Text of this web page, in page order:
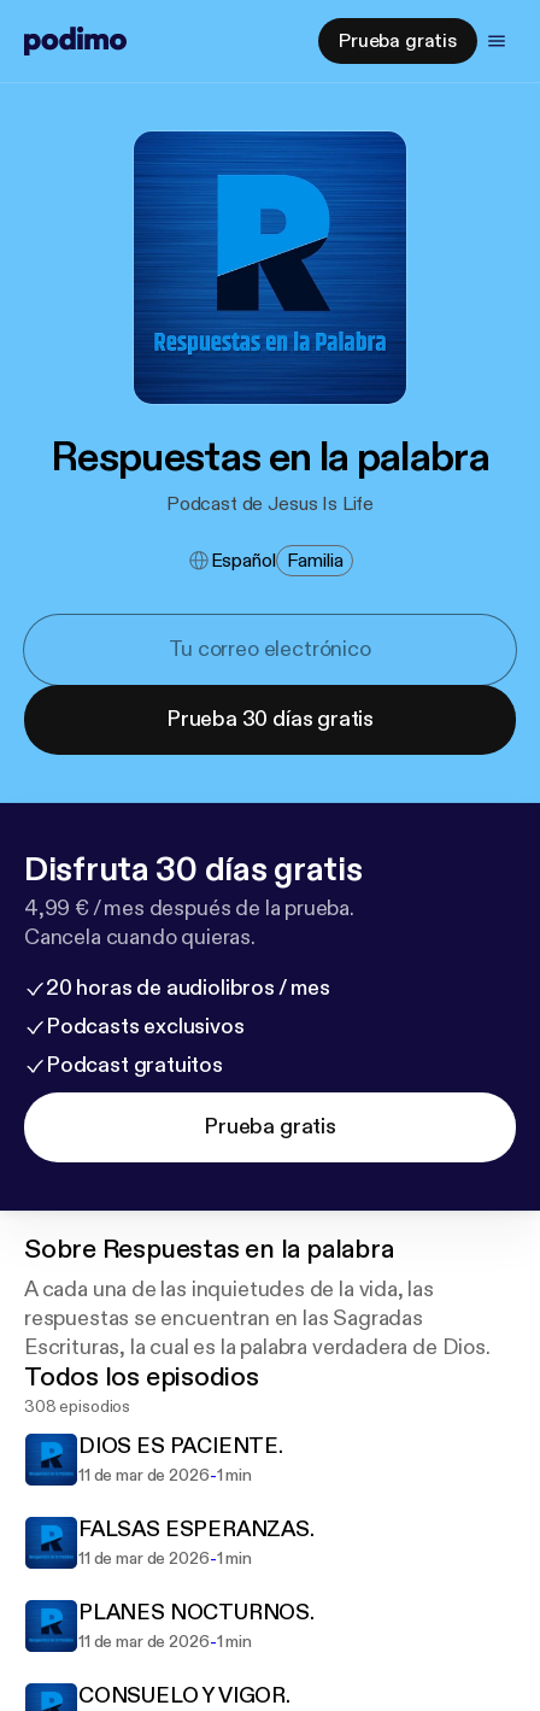
Prueba gratis
Respuestas en la palabra
Podcast de Jesus Is Life
Español Familia
Prueba 30 días gratis
Disfruta 30 días gratis
4,99 € / mes después de la prueba.
Cancela cuando quieras.
20 horas de audiolibros / mes
Podcasts exclusivos
Podcast gratuitos
Prueba gratis
Sobre Respuestas en la palabra
A cada una de las inquietudes de la vida, las
respuestas se encuentran en las Sagradas
Escrituras, la cual es la palabra verdadera de Dios.
Todos los episodios
308 episodios
DIOS ES PACIENTE.
11 de mar de 2026-1 min
FALSAS ESPERANZAS.
11 de mar de 2026-1 min
PLANES NOCTURNOS.
11 de mar de 2026-1 min
CONSUELO Y VIGOR.